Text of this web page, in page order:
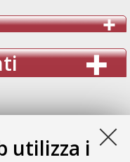
utilizza i